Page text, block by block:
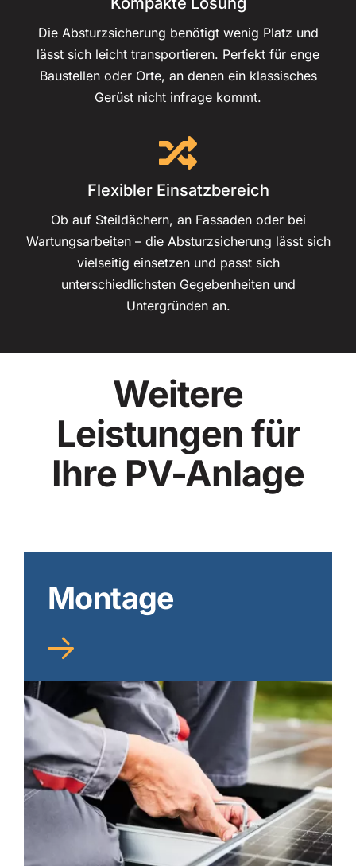
Die Absturzsicherung benötigt wenig Platz und
lässt sich leicht transportieren. Perfekt für enge
Baustellen oder Orte, an denen ein klassisches
Gerüst nicht infrage kommt.
Flexibler Einsatzbereich
Ob auf Steildächern, an Fassaden oder bei
Wartungsarbeiten – die Absturzsicherung lässt sich
vielseitig einsetzen und passt sich
unterschiedlichsten Gegebenheiten und
Untergründen an.
Weitere
Leistungen für
Ihre PV-Anlage
Montage